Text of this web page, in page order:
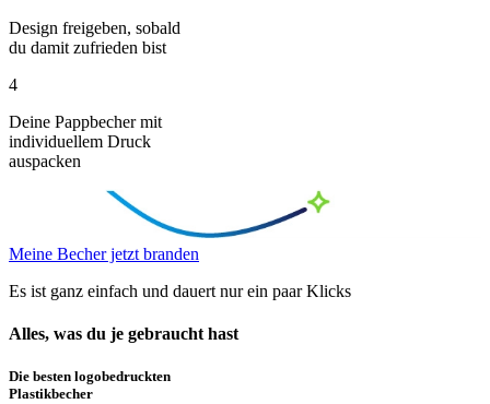
Design freigeben, sobald
du damit zufrieden bist
4
Deine Pappbecher mit
individuellem Druck
auspacken
Meine Becher jetzt branden
Es ist ganz einfach und dauert nur ein paar Klicks
Alles, was du je gebraucht hast
Die besten logobedruckten
Plastikbecher